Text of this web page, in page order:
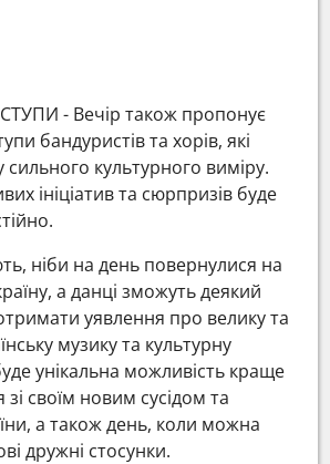
- Вечір також пропонує
бандуристів та хорів, які
культурного виміру.
ініціатив та сюрпризів буде
ніби на день повернулися на
а данці зможуть деякий
уявлення про велику та
музику та культурну
унікальна можливість краще
своїм новим сусідом та
а також день, коли можна
дружні стосунки.